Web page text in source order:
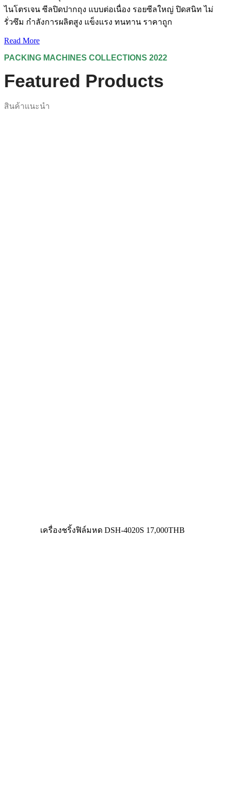
ไนโตรเจน ซีลปิดปากถุง แบบต่อเนื่อง รอยซีลใหญ่ ปิดสนิท ไม่
รั่วซึม กำลังการผลิตสูง แข็งแรง ทนทาน ราคาถูก
Read More
PACKING MACHINES COLLECTIONS 2022
Featured Products
สินค้าแนะนำ
เครื่องชริ้งฟิล์มหด DSH-4020S 17,000THB